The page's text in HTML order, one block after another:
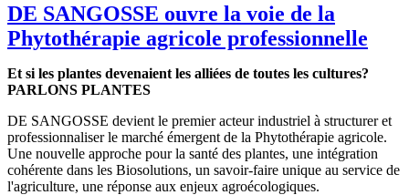
DE SANGOSSE ouvre la voie de la
Phytothérapie agricole professionnelle
Et si les plantes devenaient les alliées de toutes les cultures?
PARLONS PLANTES
DE SANGOSSE devient le premier acteur industriel à structurer et
professionnaliser le marché émergent de la Phytothérapie agricole.
Une nouvelle approche pour la santé des plantes, une intégration
cohérente dans les Biosolutions, un savoir-faire unique au service de
l'agriculture, une réponse aux enjeux agroécologiques.